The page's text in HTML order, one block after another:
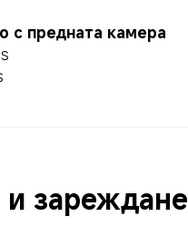
с предната камера
и зареждане